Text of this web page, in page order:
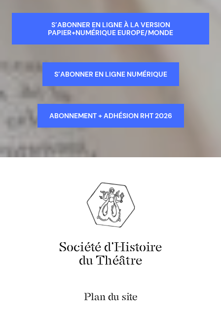
S’ABONNER EN LIGNE À LA VERSION
PAPIER+NUMÉRIQUE EUROPE/MONDE
S’ABONNER EN LIGNE NUMÉRIQUE
ABONNEMENT + ADHÉSION RHT 2026
Société d'Histoire
du Théâtre
Plan du site